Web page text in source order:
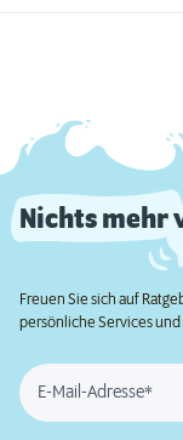
Nichts mehr
Freuen Sie sich auf
persönliche Services
E-Mail-Adresse*